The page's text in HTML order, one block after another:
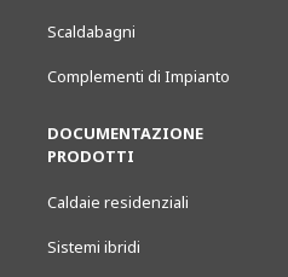
Scaldabagni
Complementi di Impianto
DOCUMENTAZIONE
PRODOTTI
Caldaie residenziali
Sistemi ibridi